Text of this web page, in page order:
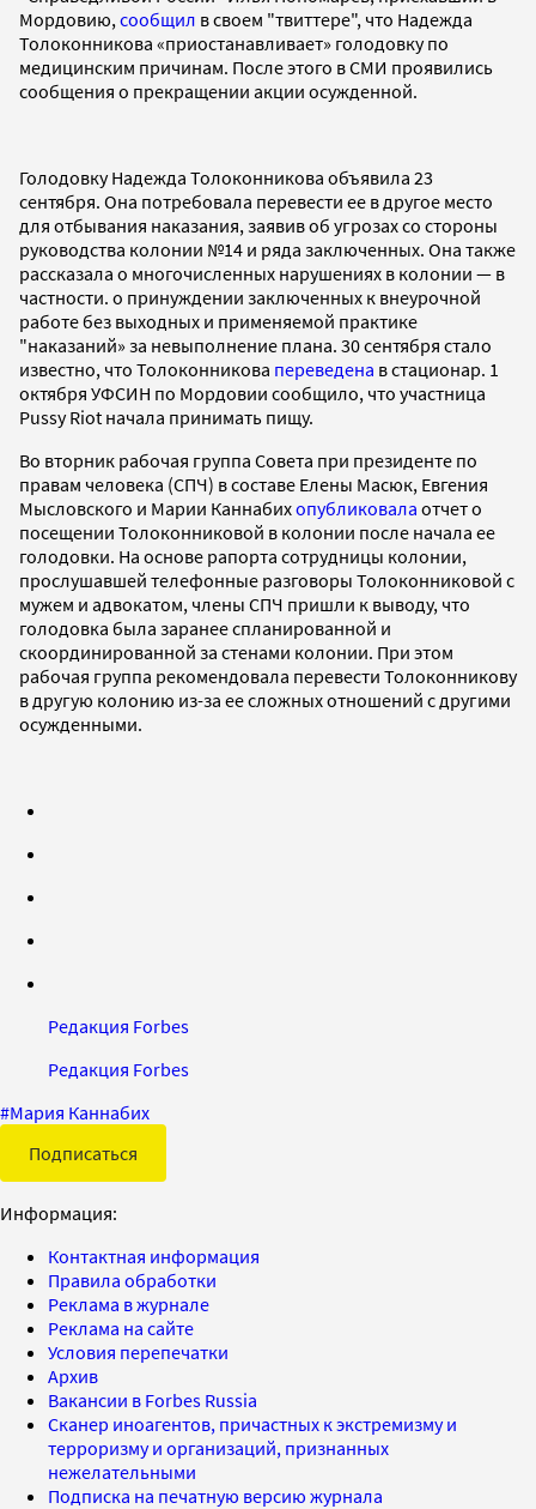
Мордовию, сообщил в своем "твиттере", что Надежда
Толоконникова «приостанавливает» голодовку по
медицинским причинам. После этого в СМИ проявились
сообщения о прекращении акции осужденной.
Голодовку Надежда Толоконникова объявила 23
сентября. Она потребовала перевести ее в другое место
для отбывания наказания, заявив об угрозах со стороны
руководства колонии №14 и ряда заключенных. Она также
рассказала о многочисленных нарушениях в колонии — в
частности. о принуждении заключенных к внеурочной
работе без выходных и применяемой практике
"наказаний» за невыполнение плана. 30 сентября стало
известно, что Толоконникова переведена в стационар. 1
октября УФСИН по Мордовии сообщило, что участница
Pussy Riot начала принимать пищу.
Во вторник рабочая группа Совета при президенте по
правам человека (СПЧ) в составе Елены Масюк, Евгения
Мысловского и Марии Каннабихопубликовала отчет о
посещении Толоконниковой в колонии после начала ее
голодовки. На основе рапорта сотрудницы колонии,
прослушавшей телефонные разговоры Толоконниковой с
мужем и адвокатом, члены СПЧ пришли к выводу, что
голодовка была заранее спланированной и
скоординированной за стенами колонии. При этом
рабочая группа рекомендовала перевести Толоконникову
в другую колонию из-за ее сложных отношений с другими
осужденными.
Редакция Forbes
Редакция Forbes
#Мария Каннабих
Подписаться
Информация:
Контактная информация
Правила обработки
Реклама в журнале
Реклама на сайте
Условия перепечатки
Архив
Вакансии в Forbes Russia
Сканер иноагентов, причастных к экстремизму и
терроризму и организаций, признанных
нежелательными
Подписка на печатную версию журнала